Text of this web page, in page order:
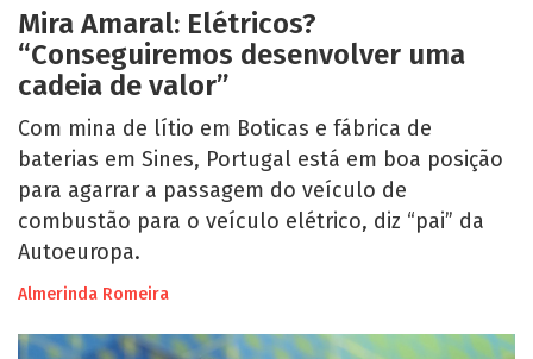
Mira Amaral: Elétricos?
“Conseguiremos desenvolver uma
cadeia de valor”
Com mina de lítio em Boticas e fábrica de
baterias em Sines, Portugal está em boa posição
para agarrar a passagem do veículo de
combustão para o veículo elétrico, diz “pai” da
Autoeuropa.
Almerinda Romeira